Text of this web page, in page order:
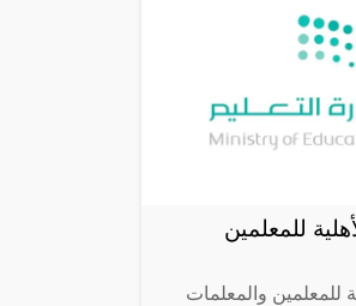
للمعلمين
للمعلمين والمعلمات